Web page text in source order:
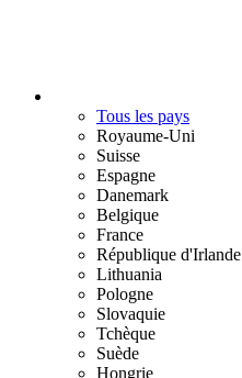
Tous les pays
Royaume-Uni
Suisse
Espagne
Danemark
Belgique
France
République d'Irlande
Lithuania
Pologne
Slovaquie
Tchèque
Suède
Hongrie